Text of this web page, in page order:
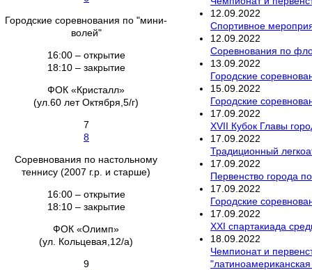
Городские соревнования по "мини-
волей"
16:00 – открытие
18:10 – закрытие
ФОК «Кристалл»
(ул.60 лет Октября,5/г)
7
8
Соревнования по настольному
теннису (2007 г.р. и старше)
16:00 – открытие
18:10 – закрытие
ФОК «Олимп»
(ул. Кольцевая,12/а)
9
12 09 2022
Спортивное
12 09 2022
Соревнования по
13 09 2022
Городские
15 09 2022
Городские
17 09 2022
XVII Кубок Главы
17 09 2022
Традиционный
17 09 2022
Первенство города
17 09 2022
Городские
17 09 2022
XXI спартакиада
18 09 2022
Чемпионат и